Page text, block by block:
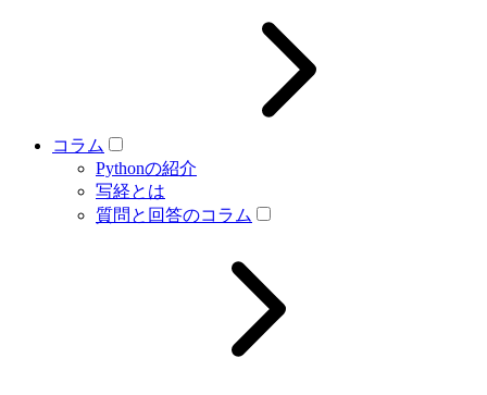
コラム
Pythonの紹介
写経とは
質問と回答のコラム